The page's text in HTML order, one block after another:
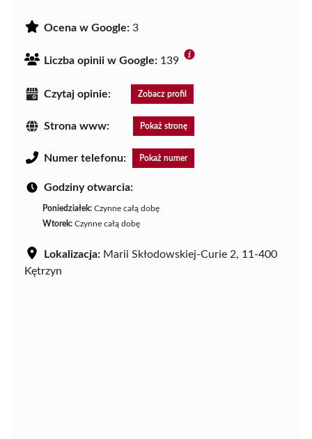
Ocena w Google: 3
Liczba opinii w Google: 139
Czytaj opinie: Zobacz profil
Strona www: Pokaż stronę
Numer telefonu: Pokaż numer
Godziny otwarcia:
Poniedziałek: Czynne całą dobę
Wtorek: Czynne całą dobę
Lokalizacja: Marii Skłodowskiej-Curie 2, 11-400
Kętrzyn